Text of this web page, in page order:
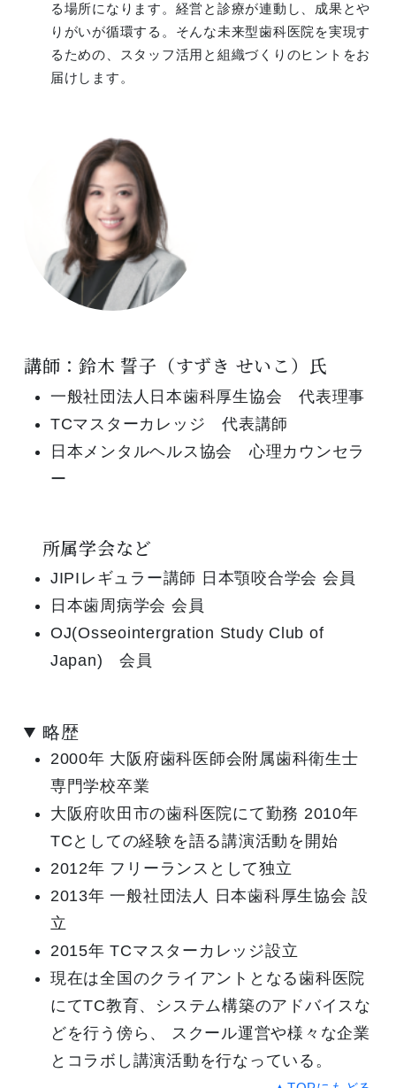
る場所になります。経営と診療が連動し、成果とや
りがいが循環する。そんな未来型歯科医院を実現す
るための、スタッフ活用と組織づくりのヒントをお
届けします。
講師：鈴木 誓子（すずき せいこ）氏
一般社団法人日本歯科厚生協会 代表理事
TCマスターカレッジ 代表講師
日本メンタルヘルス協会 心理カウンセラ
ー
所属学会など
JIPIレギュラー講師 日本顎咬合学会 会員
日本歯周病学会 会員
OJ(Osseointergration Study Club of
Japan) 会員
略歴
2000年 大阪府歯科医師会附属歯科衛生士
専門学校卒業
大阪府吹田市の歯科医院にて勤務 2010年
TCとしての経験を語る講演活動を開始
2012年 フリーランスとして独立
2013年 一般社団法人 日本歯科厚生協会 設
立
2015年 TCマスターカレッジ設立
現在は全国のクライアントとなる歯科医院
にてTC教育、システム構築のアドバイスな
どを行う傍ら、 スクール運営や様々な企業
とコラボし講演活動を行なっている。